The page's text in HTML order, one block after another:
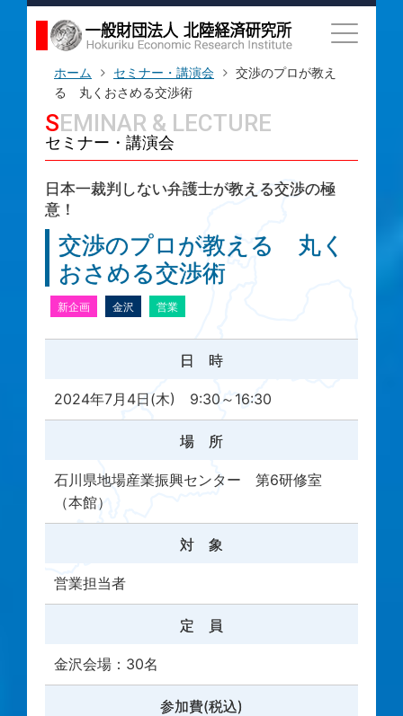
ホーム セミナー・講演会
交渉のプロが教え
る 丸くおさめる交渉術
SEMINAR & LECTURE
セミナー・講演会
日本一裁判しない弁護士が教える交渉の極
意！
交渉のプロが教える 丸く
おさめる交渉術
新企画 金沢 営業
日 時
2024年7月4日(木) 9:30～16:30
場 所
石川県地場産業振興センター 第6研修室
（本館）
対 象
営業担当者
定 員
金沢会場：30名
参加費(税込)